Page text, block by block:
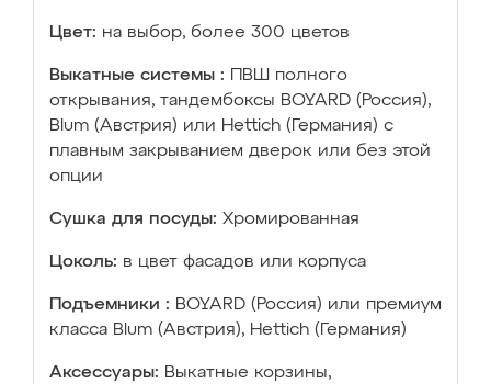
Цвет: на выбор, более 300 цветов
Выкатные системы :
ПВШ полного
открывания, тандембоксы BOYARD (Россия),
Blum (Австрия) или Hettich (Германия) с
плавным закрыванием дверок или без этой
опции
Сушка для посуды: Хромированная
Цоколь: в цвет фасадов или корпуса
Подъемники : BOYARD (Россия) или премиум
класса Blum (Австрия), Hettich (Германия)
Аксессуары: Выкатные корзины,